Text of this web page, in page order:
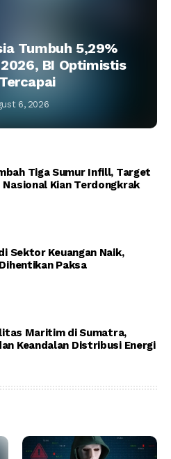
Tumbuh 5,29%
BI Optimistis
6, 2026
Tiga Sumur Infill, Target
Kian Terdongkrak
Sektor Keuangan Naik,
Paksa
Maritim di Sumatra,
Keandalan Distribusi Energi